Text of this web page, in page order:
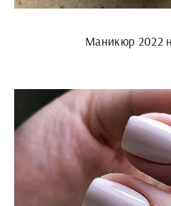
Маникюр 2022